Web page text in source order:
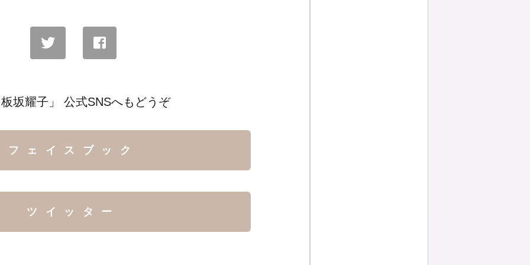
坂耀子」 公式SNSへもどうぞ
フェイスブック
ツイッター